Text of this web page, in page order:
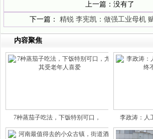
上一篇：没有了
下一篇：
精锐 李宪凯：做强工业母机
内容聚焦
7种蒸茄子吃法，下饭特别可口， 李政涛：人